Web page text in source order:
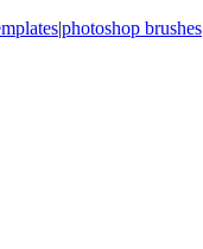
|photoshop brushes